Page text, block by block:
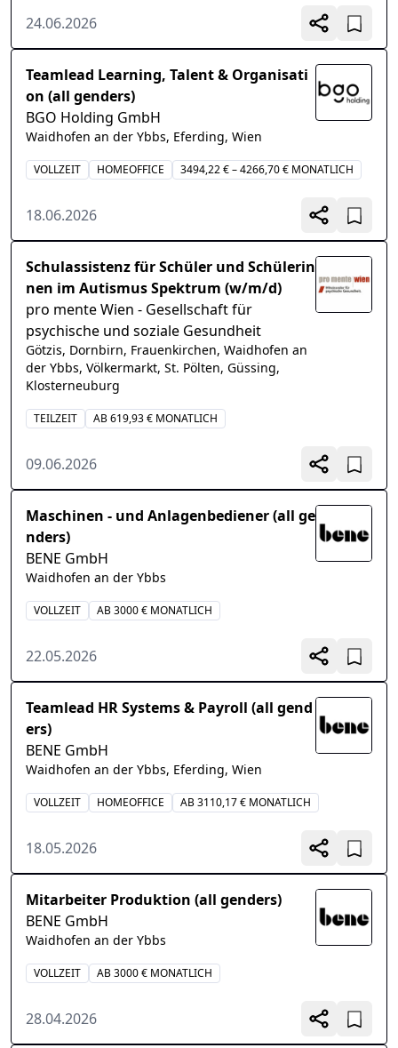
24.06.2026
Teamlead Learning, Talent & Organisati
on (all genders)
BGO Holding GmbH
Waidhofen an der Ybbs, Eferding, Wien
VOLLZEIT HOMEOFFICE 3494,22 € – 4266,70 € MONATLICH
18.06.2026
Schulassistenz für Schüler und Schülerin
nen im Autismus Spektrum (w/m/d)
pro mente Wien - Gesellschaft für
psychische und soziale Gesundheit
Götzis, Dornbirn, Frauenkirchen, Waidhofen an
der Ybbs, Völkermarkt, St. Pölten, Güssing,
Klosterneuburg
TEILZEIT AB 619,93 € MONATLICH
09.06.2026
Maschinen - und Anlagenbediener (all ge
nders)
BENE GmbH
Waidhofen an der Ybbs
VOLLZEIT AB 3000 € MONATLICH
22.05.2026
Teamlead HR Systems & Payroll (all gend
ers)
BENE GmbH
Waidhofen an der Ybbs, Eferding, Wien
VOLLZEIT HOMEOFFICE AB 3110,17 € MONATLICH
18.05.2026
Mitarbeiter Produktion (all genders)
BENE GmbH
Waidhofen an der Ybbs
VOLLZEIT AB 3000 € MONATLICH
28.04.2026